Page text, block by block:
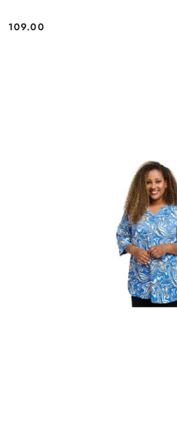
Cena:
109.00